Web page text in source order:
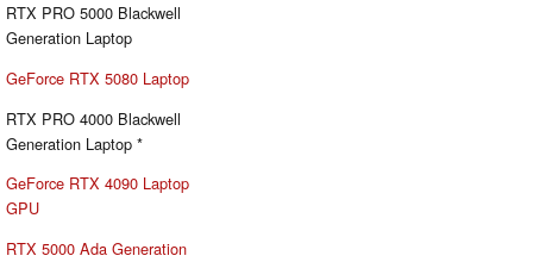
RTX PRO 5000 Blackwell
Generation Laptop
GeForce RTX 5080 Laptop
RTX PRO 4000 Blackwell
Generation Laptop *
GeForce RTX 4090 Laptop
GPU
RTX 5000 Ada Generation